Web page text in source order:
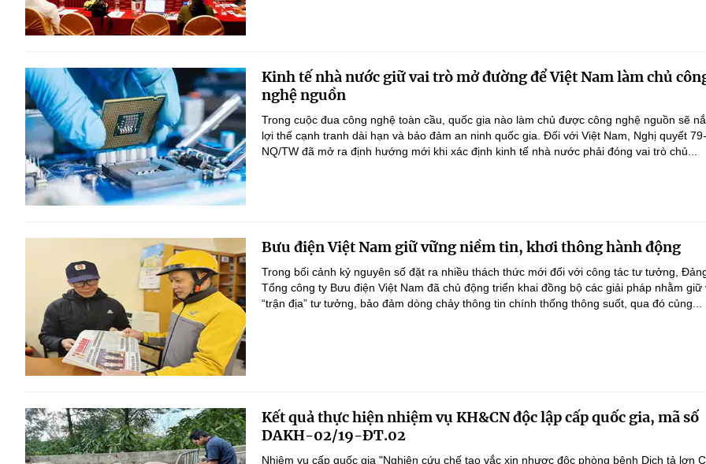
Kinh tế nhà nước giữ vai trò mở đường để Việt Nam làm chủ
nghệ nguồn
Trong cuộc đua công nghệ toàn cầu, quốc gia nào làm chủ được công nghệ nguồn sẽ
lợi thế cạnh tranh dài hạn và bảo đảm an ninh quốc gia. Đối với Việt Nam, Nghị quyết 79-
NQ/TW đã mở ra định hướng mới khi xác định kinh tế nhà nước phải đóng vai trò chủ...
Bưu điện Việt Nam giữ vững niềm tin, khơi thông hành động
Trong bối cảnh kỷ nguyên số đặt ra nhiều thách thức mới đối với công tác tư tưởng,
Tổng công ty Bưu điện Việt Nam đã chủ động triển khai đồng bộ các giải pháp nhằm giữ
“trận địa” tư tưởng, bảo đảm dòng chảy thông tin chính thống thông suốt, qua đó củng...
Kết quả thực hiện nhiệm vụ KH&CN độc lập cấp quốc gia, mã số
DAKH-02/19-ĐT.02
Nhiệm vụ cấp quốc gia "Nghiên cứu chế tạo vắc xin nhược độc phòng bệnh Dịch tả lợn